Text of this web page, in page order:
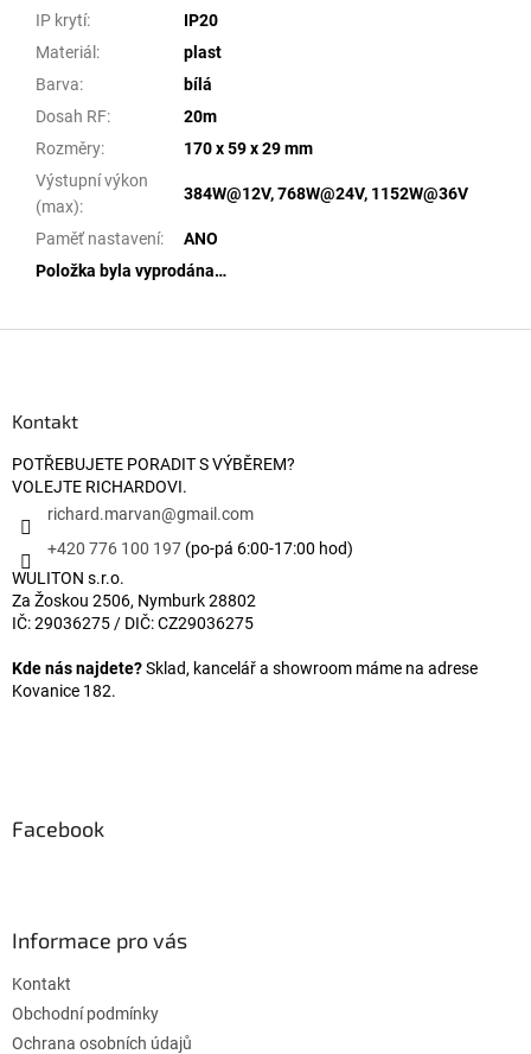
IP krytí:
IP20
Materiál :
plast
Barva:
bílá
Dosah RF:
20m
Rozměry:
170 x 59 x 29 mm
Výstupní výkon
(max):
384W@12V, 768W@24V, 1152W@36V
Paměť nastavení:
ANO
Položka byla vyprodána…
Kontakt
POTŘEBUJETE PORADIT S VÝBĚREM?
VOLEJTE RICHARDOVI.
richard.marvan@gmail.com
+420 776 100 197 (po-pá 6:00-17:00 hod)
WULITON s.r.o.
Za Žoskou 2506, Nymburk 28802
IČ: 29036275 / DIČ: CZ29036275
Kde nás najdete?Sklad, kancelář a showroom máme na adrese
Kovanice 182.
Facebook
Informace pro vás
Kontakt
Obchodní podmínky
Ochrana osobních údajů